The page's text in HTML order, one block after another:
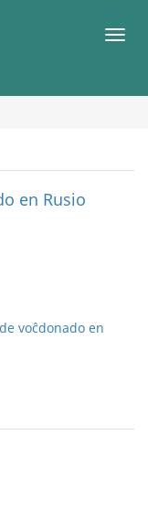
en Rusio
voĉdonado en